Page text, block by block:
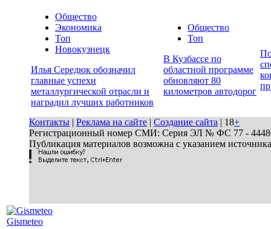
Общество
Экономика
Топ
Новокузнецк
Илья Середюк обозначил
главные успехи
металлургической отрасли и
наградил лучших работников
Общество
Топ
В Кузбассе по
областной программе
обновляют 80
километров автодорог
Контакты | Реклама на сайте | Создание сайта | 18+
Регистрационный номер СМИ: Серия ЭЛ № ФС 77 - 44486
Публикация материалов возможна с указанием
Gismeteo